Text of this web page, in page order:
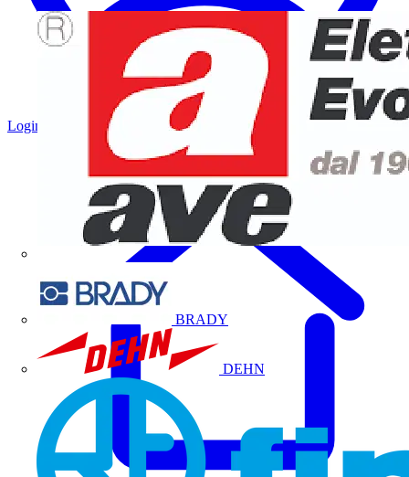
BRADY
DEHN
Login